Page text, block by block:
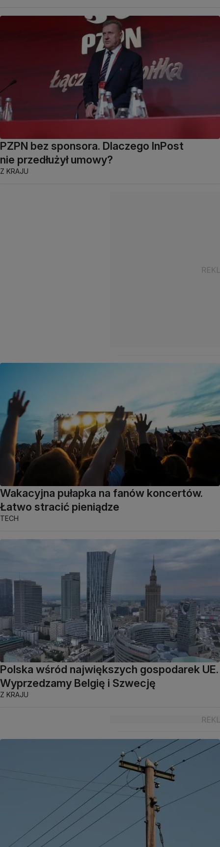
PZPN bez sponsora. Dlaczego InPost
nie przedłużył umowy?
Z KRAJU
Wakacyjna pułapka na fanów koncertów.
Łatwo stracić pieniądze
TECH
Polska wśród największych gospodarek UE.
Wyprzedzamy Belgię i Szwecję
Z KRAJU